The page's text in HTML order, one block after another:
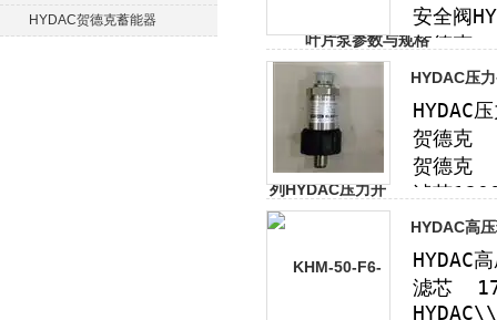
HYDAC贺德克蓄能器
HYDAC压
HYDAC高